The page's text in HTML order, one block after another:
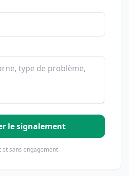
le signalement
et sans engagement